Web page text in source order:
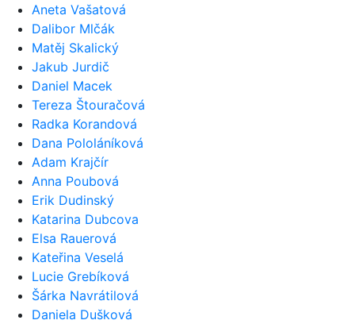
Aneta Vašatová
Dalibor Mlčák
Matěj Skalický
Jakub Jurdič
Daniel Macek
Tereza Štouračová
Radka Korandová
Dana Pololáníková
Adam Krajčír
Anna Poubová
Erik Dudinský
Katarina Dubcova
Elsa Rauerová
Kateřina Veselá
Lucie Grebíková
Šárka Navrátilová
Daniela Dušková